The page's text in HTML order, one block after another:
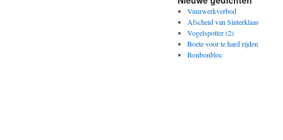
Vuurwerkverbod
Afscheid van Sinterklaas
Vogelspotter (2)
Boete voor te hard rijden
Bonbonbloc